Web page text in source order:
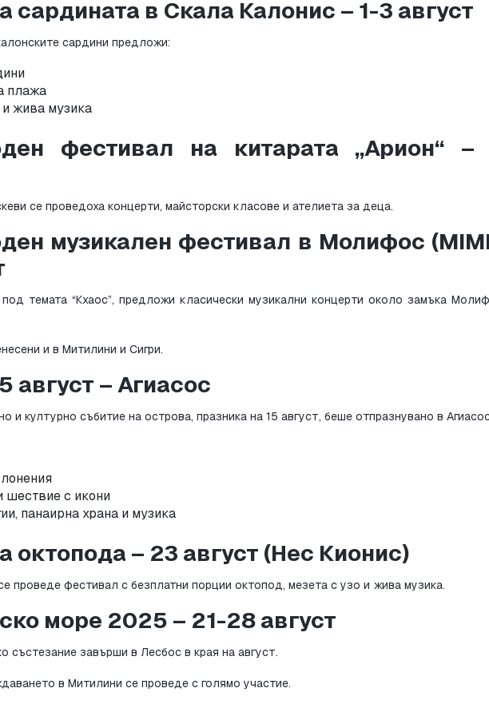
сардината в Скала Калонис – 1-3 август
сардини предложи:
плажа
жива музика
фестивал на китарата „Арион“ –
се проведоха концерти, майсторски класове и ателиета за деца.
музикален фестивал в Молифос
темата “Кхаос”, предложи класически музикални концерти около замъка
и в Митилини и Сигри.
август – Агиасос
и културно събитие на острова, празника на 15 август, беше отпразнувано в
шествие с икони
панаирна храна и музика
октопода – 23 август (Нес Кионис)
проведе фестивал с безплатни порции октопод, мезета с узо и жива музика.
море 2025 – 21-28 август
състезание завърши в Лесбос в края на август.
в Митилини се проведе с голямо участие.